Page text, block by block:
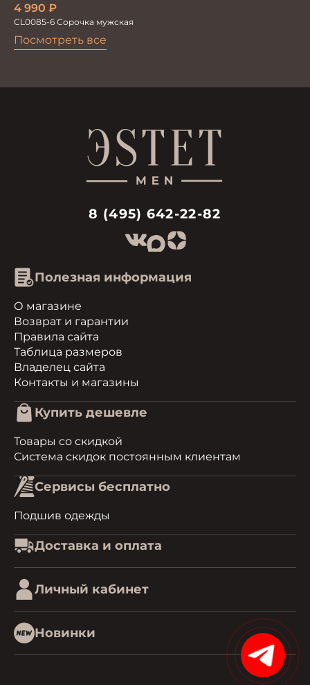
Посмотреть все
4 990 ₽
CL0085-6 Сорочка мужская
8 (495) 642-22-82
Полезная информация
О магазине
Возврат и гарантии
Правила сайта
Таблица размеров
Владелец сайта
Контакты и магазины
Купить дешевле
Товары со скидкой
Система скидок постоянным клиентам
Сервисы бесплатно
Подшив одежды
Доставка и оплата
Личный кабинет
Новинки
15%